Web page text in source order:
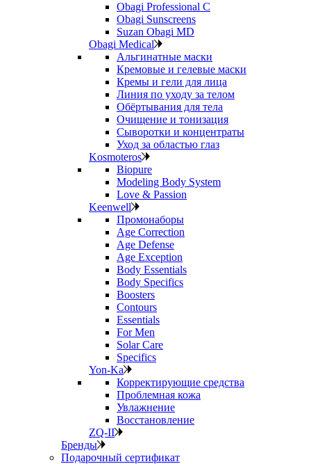
Obagi Professional C
Obagi Sunscreens
Suzan Obagi MD
Obagi Medical
Альгинатные маски
Кремовые и гелевые маски
Кремы и гели для лица
Линия по уходу за телом
Обёртывания для тела
Очищение и тонизация
Сыворотки и концентраты
Уход за областью глаз
Kosmoteros
Biopure
Modeling Body System
Love & Passion
Keenwell
Промонаборы
Age Correction
Age Defense
Age Exception
Body Essentials
Body Specifics
Boosters
Contours
Essentials
For Men
Solar Care
Specifics
Yon-Ka
Корректирующие средства
Проблемная кожа
Увлажнение
Восстановление
ZQ-II
Бренды
Подарочный сертификат